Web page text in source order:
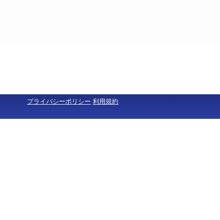
プライバシーポリシー 利用規約